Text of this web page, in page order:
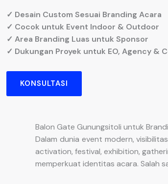
✓ Desain Custom Sesuai Branding Acara
✓ Cocok untuk Event Indoor & Outdoor
✓ Area Branding Luas untuk Sponsor
✓ Dukungan Proyek untuk EO, Agency &
KONSULTASI
Balon Gate Gunungsitoli untuk
Dalam dunia event modern,
activation, festival, exhibition,
memperkuat identitas acara. Salah